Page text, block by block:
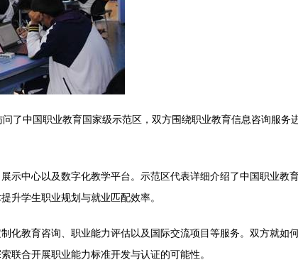
了中国职业教育国家级示范区，双方围绕职业教育信息咨询服务
示中心以及数字化教学平台。示范区代表详细介绍了中国职业教
升学生职业规划与就业匹配效率。
化教育咨询、职业能力评估以及国际交流项目等服务。双方就如
联合开展职业能力标准开发与认证的可能性。